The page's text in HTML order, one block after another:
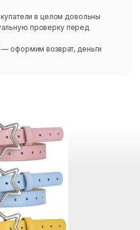
в целом довольны
проверку перед
— оформим возврат, деньги